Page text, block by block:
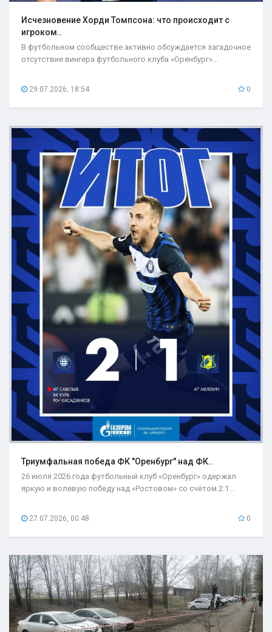
Исчезновение Хорди Томпсона: что происходит с
игроком..
В футбольном сообществе активно обсуждается загадочное
отсутствие вингера футбольного клуба «Оренбург»...
29.07.2026, 18:54 0
Триумфальная победа ФК "Оренбург" над ФК..
26 июля 2026 года футбольный клуб «Оренбург» одержал
яркую и волевую победу над «Ростовом» со счётом 2:1...
27.07.2026, 00:48 0